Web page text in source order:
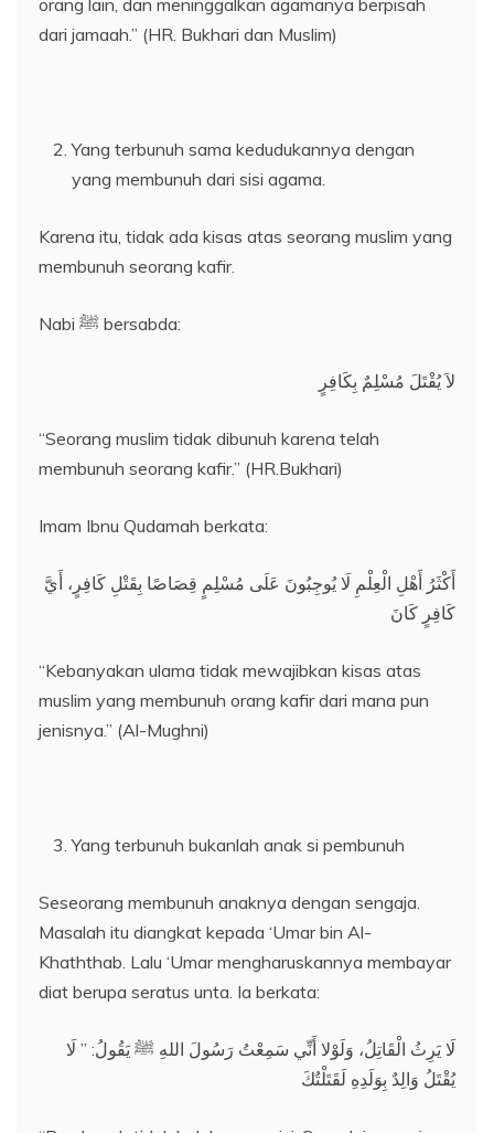
orang lain, dan meninggalkan agamanya berpisah
dari jamaah.” (HR. Bukhari dan Muslim)
Yang terbunuh sama kedudukannya dengan
yang membunuh dari sisi agama.
Karena itu, tidak ada kisas atas seorang muslim yang
membunuh seorang kafir.
Nabi ﷺ bersabda:
لاَ يُقْتَلَ مُسْلِمٌ بِكَافِرٍ
“Seorang muslim tidak dibunuh karena telah
membunuh seorang kafir.” (HR.Bukhari)
Imam Ibnu Qudamah berkata:
أَكْثَرُ أَهْلِ الْعِلْمِ لَا يُوجِبُونَ عَلَى مُسْلِمٍ قِصَاصًا بِقَتْلِ كَافِرٍ، أَيَّ
كَافِرٍ كَانَ
“Kebanyakan ulama tidak mewajibkan kisas atas
muslim yang membunuh orang kafir dari mana pun
jenisnya.” (Al-Mughni)
Yang terbunuh bukanlah anak si pembunuh
Seseorang membunuh anaknya dengan sengaja.
Masalah itu diangkat kepada ‘Umar bin Al-
Khaththab. Lalu ‘Umar mengharuskannya membayar
diat berupa seratus unta. Ia berkata:
لَا يَرِثُ الْقَاتِلُ، وَلَوْلا أَنِّي سَمِعْتُ رَسُولَ اللهِ ﷺ يَقُولُ: ” لَا
يُقْتَلُ وَالِدٌ بِوَلَدِهِ لَقَتَلْتُكَ